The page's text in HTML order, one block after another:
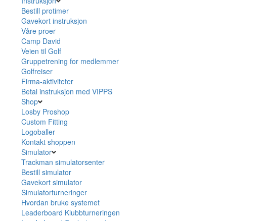
Bestill protimer
Gavekort instruksjon
Våre proer
Camp David
Veien til Golf
Gruppetrening for medlemmer
Golfreiser
Firma-aktiviteter
Betal instruksjon med VIPPS
Shop
Losby Proshop
Custom Fitting
Logoballer
Kontakt shoppen
Simulator
Trackman simulatorsenter
Bestill simulator
Gavekort simulator
Simulatorturneringer
Hvordan bruke systemet
Leaderboard Klubbturneringen